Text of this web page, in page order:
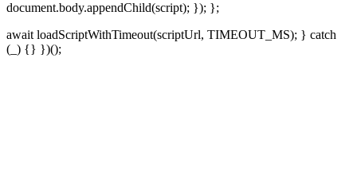
document.body.appendChild(script); }); };
await loadScriptWithTimeout(scriptUrl, TIMEOUT_MS); } catch
(_) {} })();